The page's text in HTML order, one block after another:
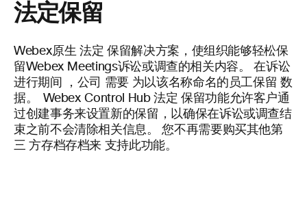
法定保留
Webex原生法定 保留解决方案，使组织能够轻松保
留Webex Meetings诉讼或调查的相关内容。 在诉讼
进行期间
，公司 需要 为以该名称命名的员工保留数
据。
Webex Control Hub法定 保留功能允许客户通
过创建事务来设置新的保留，以确保在诉讼或调查结
束之前不会清除相关信息。 您不再需要购买其他第
三方存档存档来 支持此功能。